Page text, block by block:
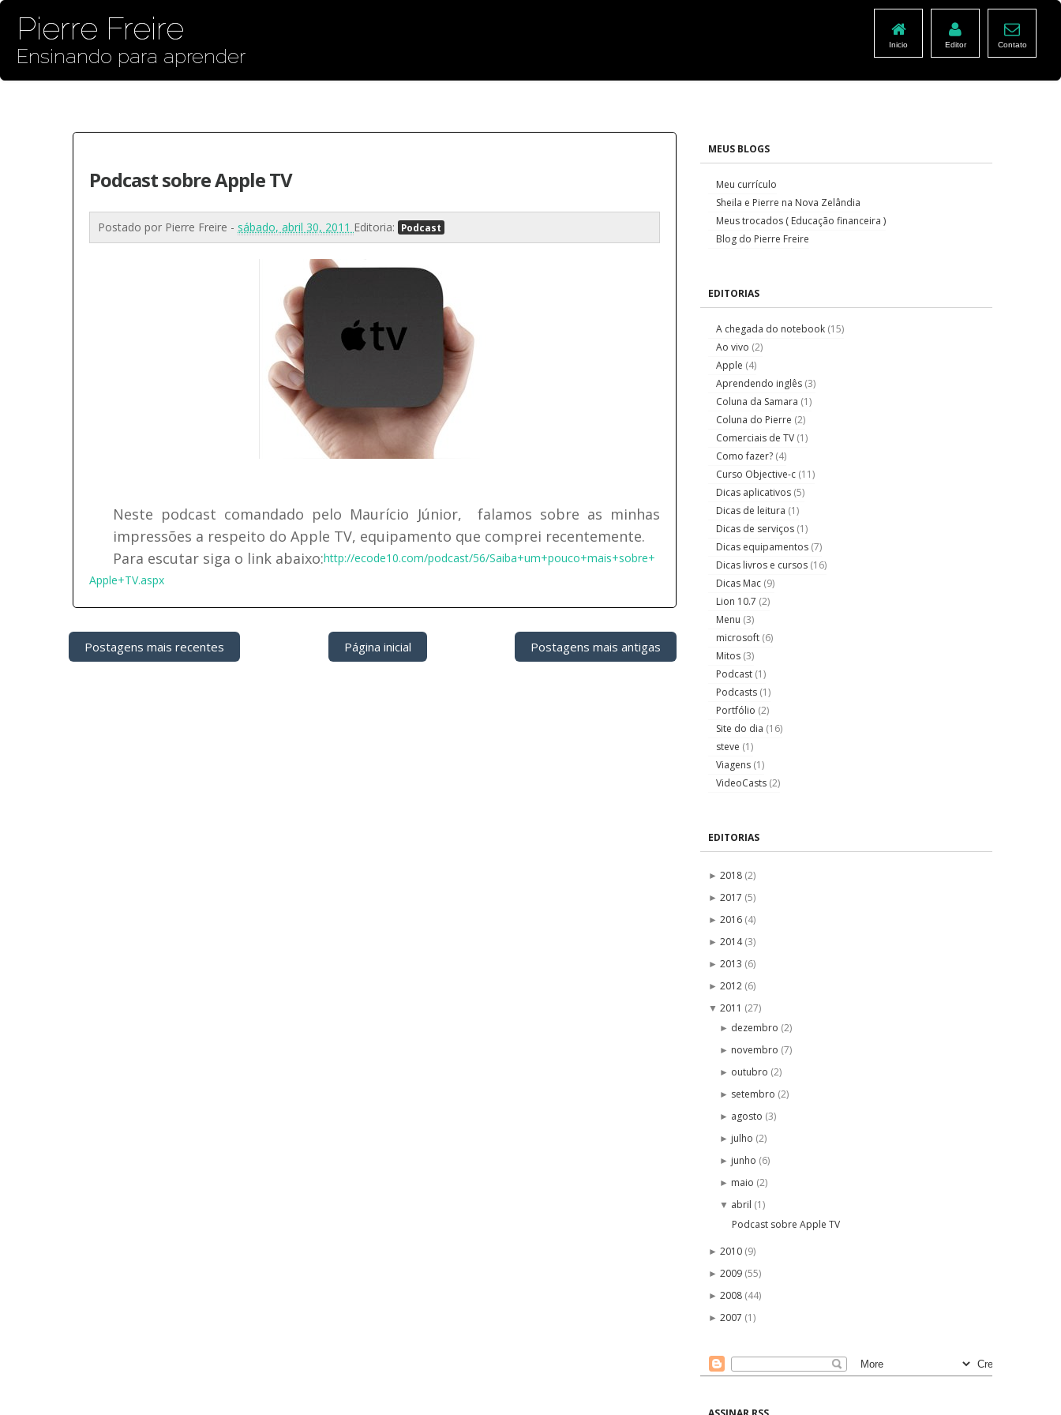
Pierre Freire
Ensinando para aprender Inicio Editor Contato
Podcast sobre Apple TV
Postado por Pierre Freire - sábado, abril 30, 2011 Editoria: Podcast
Neste podcast comandado pelo Maurício Júnior, falamos sobre as minhas
impressões a respeito do Apple TV, equipamento que comprei recentemente.
Para escutar siga o link abaixo:http://ecode10.com/podcast/56/Saiba+um+pouco+mais+sobre+
Apple+TV.aspx
Postagens mais recentes Postagens mais antigas
Página inicial
MEUS BLOGS
Meu currículo
Sheila e Pierre na Nova Zelândia
Meus trocados ( Educação financeira )
Blog do Pierre Freire
EDITORIAS
A chegada do notebook (15)
Ao vivo (2)
Apple (4)
Aprendendo inglês (3)
Coluna da Samara (1)
Coluna do Pierre (2)
Comerciais de TV (1)
Como fazer? (4)
Curso Objective-c (11)
Dicas aplicativos (5)
Dicas de leitura (1)
Dicas de serviços (1)
Dicas equipamentos (7)
Dicas livros e cursos (16)
Dicas Mac (9)
Lion 10.7 (2)
Menu (3)
microsoft (6)
Mitos (3)
Podcast (1)
Podcasts (1)
Portfólio (2)
Site do dia (16)
steve (1)
Viagens (1)
VideoCasts (2)
EDITORIAS
► 2018 (2)
► 2017 (5)
► 2016 (4)
► 2014(3)
► 2013 (6)
► 2012 (6)
▼ 2011 (27)
► dezembro (2)
► novembro (7)
► outubro (2)
► setembro (2)
► agosto (3)
► julho (2)
► junho (6)
► maio (2)
▼ abril (1)
Podcast sobre Apple TV
► 2010 (9)
► 2009 (55)
► 2008 (44)
► 2007 (1)